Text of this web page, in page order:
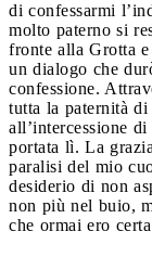
di confessarmi
molto paterno si
fronte alla Grotta
un dialogo che
confessione.
tutta la paternità
all’intercessione
portata lì. La
paralisi del mio
desiderio di non
non più nel buio,
che ormai ero